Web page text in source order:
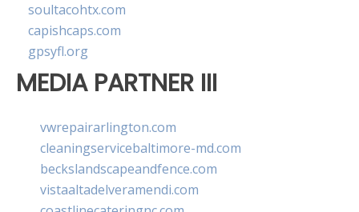
soultacohtx.com
capishcaps.com
gpsyfl.org
MEDIA PARTNER III
vwrepairarlington.com
cleaningservicebaltimore-md.com
beckslandscapeandfence.com
vistaaltadelveramendi.com